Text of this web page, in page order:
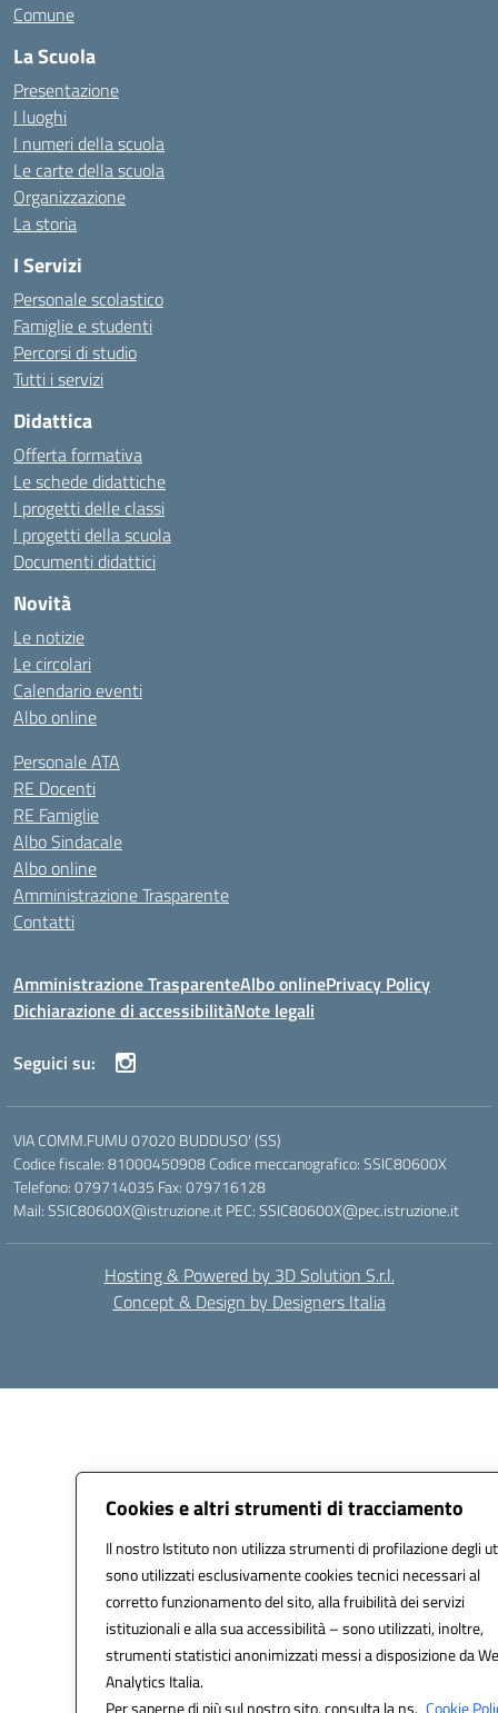
Cookies e altri strumenti di tracciamento
Il nostro Istituto non utilizza strumenti di profilazione degli
sono utilizzati esclusivamente cookies tecnici necessari al
corretto funzionamento del sito, alla fruibilità dei servizi
istituzionali e alla sua accessibilità – sono utilizzati, inoltre,
strumenti statistici anonimizzati messi a disposizione da
Analytics Italia.
Per saperne di più sul nostro sito, consulta la ns. Cookie
Comune
La Scuola
Presentazione
I luoghi
I numeri della scuola
Le carte della scuola
Organizzazione
La storia
I Servizi
Personale scolastico
Famiglie e studenti
Percorsi di studio
Tutti i servizi
Didattica
Offerta formativa
Le schede didattiche
I progetti delle classi
I progetti della scuola
Documenti didattici
Novità
Le notizie
Le circolari
Calendario eventi
Albo online
Personale ATA
RE Docenti
RE Famiglie
Albo Sindacale
Albo online
Amministrazione Trasparente
Contatti
Amministrazione TrasparenteAlbo onlinePrivacy Policy
Dichiarazione di accessibilitàNote legali
Seguici su:
VIA COMM.FUMU 07020 BUDDUSO' (SS)
Codice fiscale: 81000450908 Codice meccanografico: SSIC80600X
Telefono: 079714035 Fax: 079716128
Mail: SSIC80600X@istruzione.it PEC: SSIC80600X@pec.istruzione.it
Hosting & Powered by 3D Solution S.r.l.
Concept & Design by Designers Italia